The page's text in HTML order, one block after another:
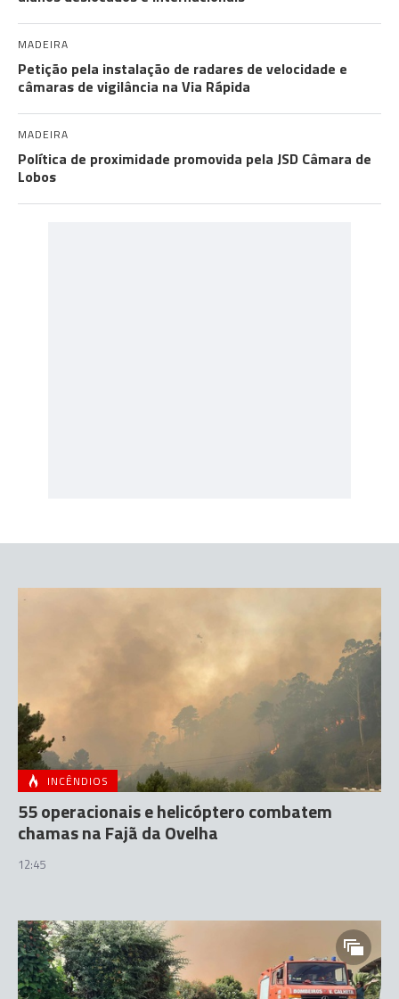
MADEIRA
Petição pela instalação de radares de velocidade e
câmaras de vigilância na Via Rápida
MADEIRA
Política de proximidade promovida pela JSD Câmara de
Lobos
INCÊNDIOS
55 operacionais e helicóptero combatem
chamas na Fajã da Ovelha
12:45